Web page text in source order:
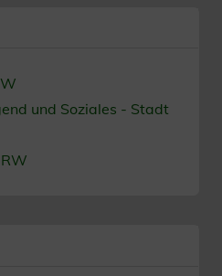
und Soziales - Stadt